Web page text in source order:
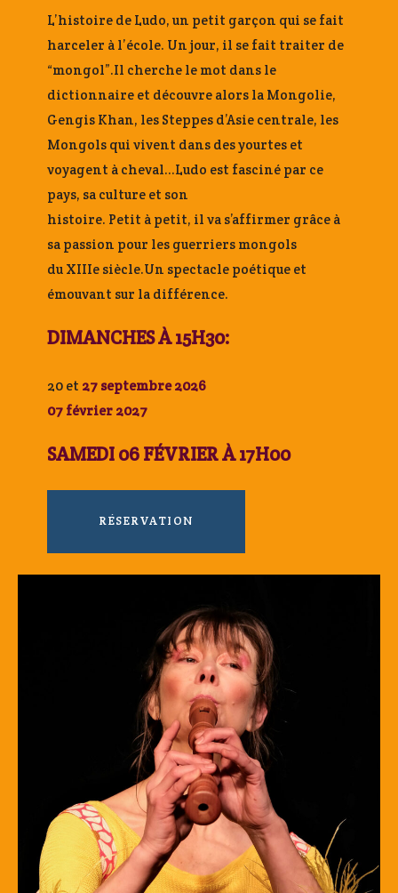
L’histoire de Ludo, un petit garçon qui se fait
harceler à l’école. Un jour, il se fait traiter de
“mongol”.Il cherche le mot dans le
dictionnaire et découvre alors la Mongolie,
Gengis Khan, les Steppes d’Asie centrale, les
Mongols qui vivent dans des yourtes et
voyagent à cheval…Ludo est fasciné par ce
pays, sa culture et son
histoire. Petit à petit, il va s’affirmer grâce à
sa passion pour les guerriers mongols
du XIIIe siècle.Un spectacle poétique et
émouvant sur la différence.
DIMANCHES À 15H30:
20 et 27 septembre 2026
07 février 2027
SAMEDI 06 FÉVRIER À 17H00
RÉSERVATION